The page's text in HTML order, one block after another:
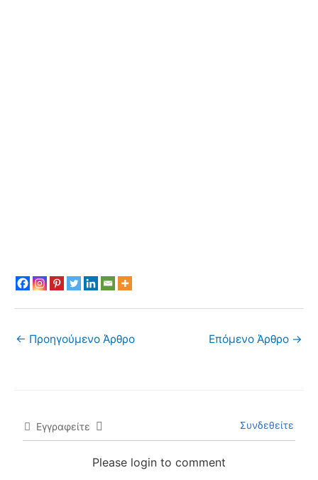
← Προηγούμενο Άρθρο Επόμενο Άρθρο →
Εγγραφείτε Συνδεθείτε
Please login to comment